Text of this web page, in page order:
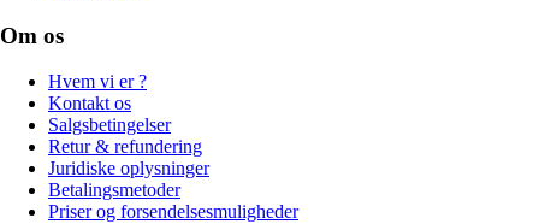
Om os
Hvem vi er ?
Kontakt os
Salgsbetingelser
Retur & refundering
Juridiske oplysninger
Betalingsmetoder
Priser og forsendelsesmuligheder